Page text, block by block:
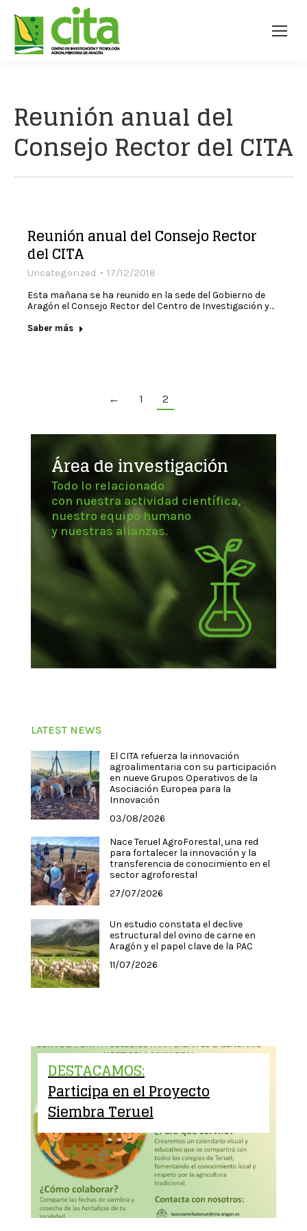
Reunión anual del
Consejo Rector del CITA
Reunión anual del Consejo Rector
del CITA
Uncategorized 17/12/2018
Esta mañana se ha reunido en la sede del Gobierno de
Aragón el Consejo Rector del Centro de Investigación y…
Saber más
← 1 2
Área de investigación
Todo lo relacionado
con nuestra actividad científica,
nuestro equipo humano
y nuestras alianzas.
LATEST NEWS
El CITA refuerza la innovación
agroalimentaria con su participación
en nueve Grupos Operativos de la
Asociación Europea para la
Innovación
03/08/2026
Nace Teruel AgroForestal, una red
para fortalecer la innovación y la
transferencia de conocimiento en el
sector agroforestal
27/07/2026
Un estudio constata el declive
estructural del ovino de carne en
Aragón y el papel clave de la PAC
11/07/2026
DESTACAMOS:
Participa en el Proyecto
Siembra Teruel